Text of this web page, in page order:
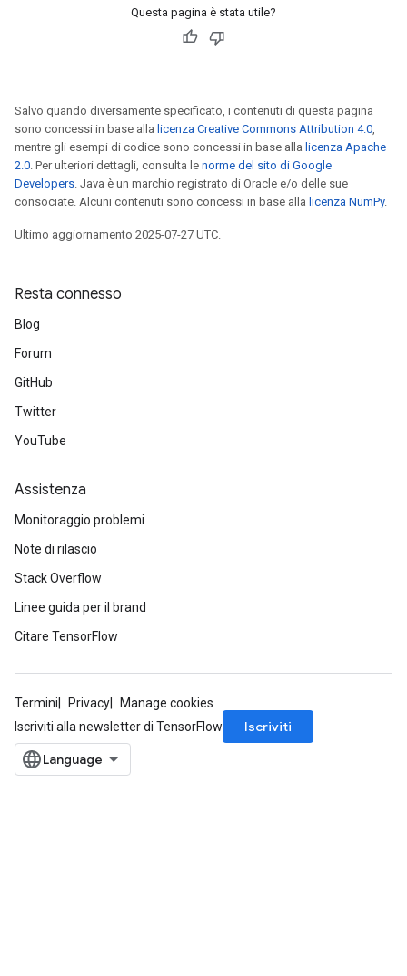
Questa pagina è stata utile?
Salvo quando diversamente specificato, i contenuti di questa pagina
sono concessi in base alla licenza Creative Commons Attribution 4.0,
mentre gli esempi di codice sono concessi in base alla licenza Apache
2.0. Per ulteriori dettagli, consulta le norme del sito di Google
Developers. Java è un marchio registrato di Oracle e/o delle sue
consociate. Alcuni contenuti sono concessi in base alla licenza NumPy.
Ultimo aggiornamento 2025-07-27 UTC.
Resta connesso
Blog
Forum
GitHub
Twitter
YouTube
Assistenza
Monitoraggio problemi
Note di rilascio
Stack Overflow
Linee guida per il brand
Citare TensorFlow
Termini Privacy
Manage cookies
Iscriviti alla newsletter di TensorFlow
Iscriviti